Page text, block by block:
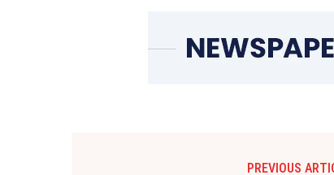
PREVIOUS